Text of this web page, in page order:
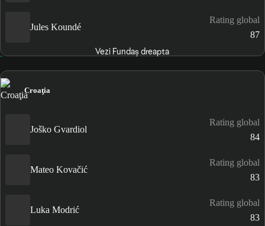
Jules Koundé
Rating global
87
Vezi Fundaș dreapta
Croaţia
Joško Gvardiol
Rating global
84
Mateo Kovačić
Rating global
83
Luka Modrić
Rating global
83